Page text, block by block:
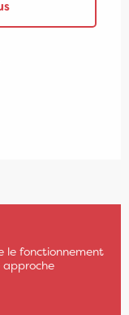
le fonctionnement
approche